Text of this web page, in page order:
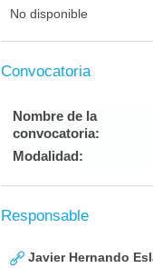
No disponible
Convocatoria
Nombre de la
convocatoria:
Modalidad:
Responsable
Javier Hernando